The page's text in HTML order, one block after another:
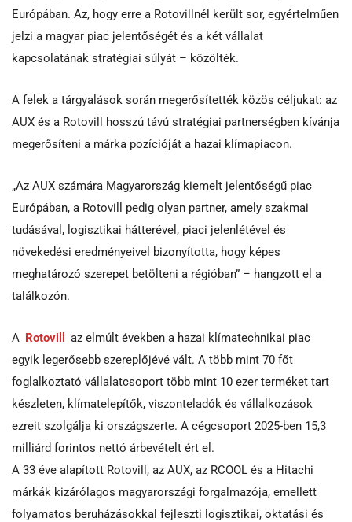
Európában. Az, hogy erre a Rotovillnél került sor, egyértelműen
jelzi a magyar piac jelentőségét és a két vállalat
kapcsolatának stratégiai súlyát – közölték.
A felek a tárgyalások során megerősítették közös céljukat: az
AUX és a Rotovill hosszú távú stratégiai partnerségben kívánja
megerősíteni a márka pozícióját a hazai klímapiacon.
„Az AUX számára Magyarország kiemelt jelentőségű piac
Európában, a Rotovill pedig olyan partner, amely szakmai
tudásával, logisztikai hátterével, piaci jelenlétével és
növekedési eredményeivel bizonyította, hogy képes
meghatározó szerepet betölteni a régióban” – hangzott el a
találkozón.
A Rotovill
az elmúlt években a hazai klímatechnikai piac
egyik legerősebb szereplőjévé vált. A több mint 70 főt
foglalkoztató vállalatcsoport több mint 10 ezer terméket tart
készleten, klímatelepítők, viszonteladók és vállalkozások
ezreit szolgálja ki országszerte. A cégcsoport 2025-ben 15,3
milliárd forintos nettó árbevételt ért el.
A 33 éve alapított Rotovill, az AUX, az RCOOL és a Hitachi
márkák kizárólagos magyarországi forgalmazója, emellett
folyamatos beruházásokkal fejleszti logisztikai, oktatási és